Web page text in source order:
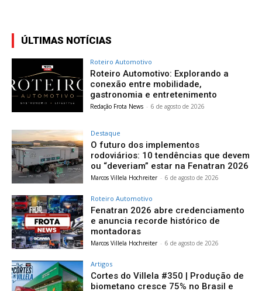
ÚLTIMAS NOTÍCIAS
Roteiro Automotivo
Roteiro Automotivo: Explorando a
conexão entre mobilidade,
gastronomia e entretenimento
Redação Frota News - 6 de agosto de 2026
Destaque
O futuro dos implementos
rodoviários: 10 tendências que devem
ou “deveriam” estar na Fenatran 2026
Marcos Villela Hochreiter - 6 de agosto de 2026
Roteiro Automotivo
Fenatran 2026 abre credenciamento
e anuncia recorde histórico de
montadoras
Marcos Villela Hochreiter - 6 de agosto de 2026
Artigos
Cortes do Villela #350 | Produção de
biometano cresce 75% no Brasil e